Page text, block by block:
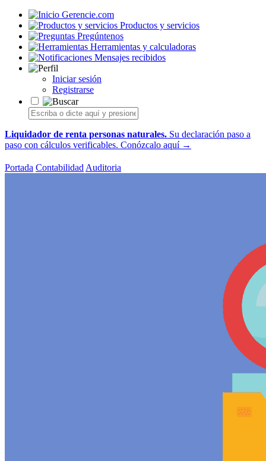
Gerencie.com
Productos y servicios
Pregúntenos
Herramientas y calculadoras
Mensajes recibidos
Iniciar sesión
Registrarse
Liquidador de renta personas naturales. Su declaración paso a
paso con cálculos verificables. Conózcalo aquí →
Portada Contabilidad Auditoria